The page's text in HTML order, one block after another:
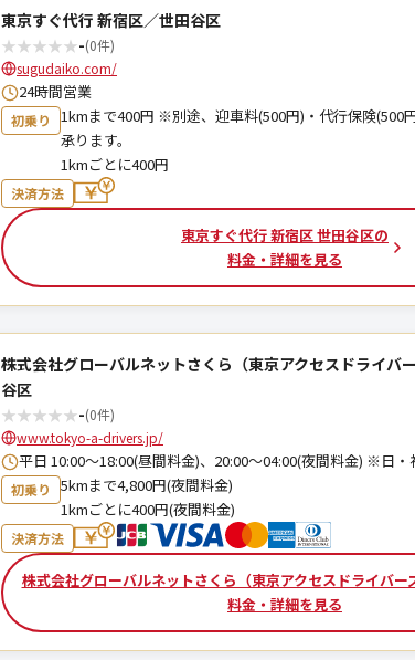
東京すぐ代行 新宿区／世田谷区
★★★★★-(0件)
sugudaiko.com/
24時間営業
初乗り
1kmまで400円 ※別途、迎車料(500円)・代行保険(500
承ります。
1kmごとに400円
決済方法
東京すぐ代行 新宿区 世田谷区の
料金・詳細を見る
株式会社グローバルネットさくら（東京アクセスドライバ
谷区
★★★★★-(0件)
www.tokyo-a-drivers.jp/
平日 10:00～18:00(昼間料金)、20:00～04:00(夜間料金) ※日・
初乗り
5kmまで4,800円(夜間料金)
1kmごとに400円(夜間料金)
決済方法
株式会社グローバルネットさくら（東京アクセスドライバー
料金・詳細を見る